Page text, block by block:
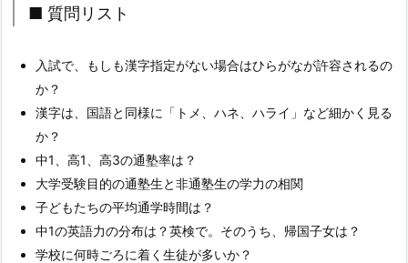
■ 質問リスト
入試で、もしも漢字指定がない場合はひらがなが許容されるの
か？
漢字は、国語と同様に「トメ、ハネ、ハライ」など細かく見る
か？
中1、高1、高3の通塾率は？
大学受験目的の通塾生と非通塾生の学力の相関
子どもたちの平均通学時間は？
中1の英語力の分布は？英検で。そのうち、帰国子女は？
学校に何時ごろに着く生徒が多いか？